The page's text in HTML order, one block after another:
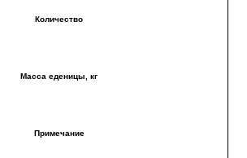
Количество
Масса еденицы, кг
Примечание